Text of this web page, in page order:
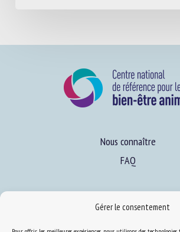
Gérer le consentement
Nous connaître
FAQ
Expertise